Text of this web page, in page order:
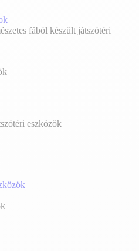
fából készült játszótéri
eszközök